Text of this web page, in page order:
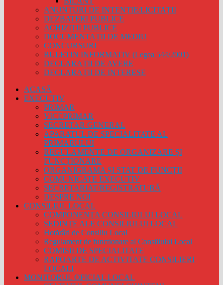
ANUNȚURI DE INTENȚIE/LICITAȚII
DEZBATERI PUBLICE
ACHIZIȚII PUBLICE
DOCUMENTAȚII DE MEDIU
CONCURSURI
BULETIN INFORMATIV (Legea 544/2001)
DECLARAȚII DE AVERE
DECLARAȚII DE INTERESE
ACASĂ
EXECUTIV
PRIMAR
VICEPRIMAR
SECRETAR GENERAL
APARATUL DE SPECIALITATE AL
PRIMARULUI
REGULAMENTE DE ORGANIZARE ȘI
FUNCȚIONARE
ORGANIGRAMA ȘI STAT DE FUNCȚII
COMUNICATE EXECUTIV
SECRETARIAT/REGISTRATURĂ
DESPRE NOI
CONSILIUL LOCAL
COMPONENȚA CONSILIULUI LOCAL
ȘEDINȚE ALE CONSILIULUI LOCAL
Hotărâri de Consiliu Local
Regulament de functionare al Consiliului Local
COMISII DE SPECIALITATE
RAPOARTE DE ACTIVITATE CONSILIERI
LOCALI
MONITORUL OFICIAL LOCAL